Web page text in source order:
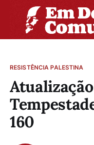
RESISTÊNCIA PALESTINA
160